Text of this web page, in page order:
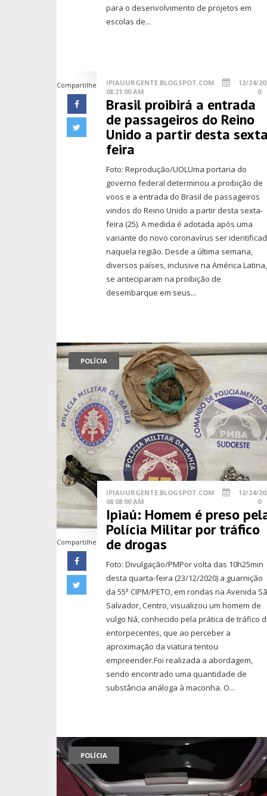
para o desenvolvimento de projetos em
escolas de...
Compartilhe IPIAUURGENTE.BLOGSPOT.COM
12/24/
08:21:00 AM
0
Brasil proibirá a entrada
de passageiros do Reino
Unido a partir desta
feira
Foto: Reprodução/UOLUma portaria do
governo federal determinou a proibição de
voos e a entrada do Brasil de passageiros
vindos do Reino Unido a partir desta sexta-
feira (25). A medida é adotada após uma
variante do novo coronavírus ser
naquela região. Desde a última semana,
diversos países, inclusive na América Latina,
se anteciparam na proibição de
desembarque em seus...
POLÍCIA
Compartilhe
IPIAUURGENTE.BLOGSPOT.COM
12/24/
08:08:00 AM
0
Ipiaú: Homem é preso
Polícia Militar por tráfico
de drogas
Foto: Divulgação/PMPor volta das 10h25min
desta quarta-feira (23/12/2020) a guarnição
da 55ª CIPM/PETO, em rondas na Avenida
Salvador, Centro, visualizou um homem de
vulgo Ná, conhecido pela prática de tráfico
entorpecentes, que ao perceber a
aproximação da viatura tentou
empreender.Foi realizada a abordagem,
sendo encontrado uma quantidade de
substância análoga à maconha. O...
POLÍCIA